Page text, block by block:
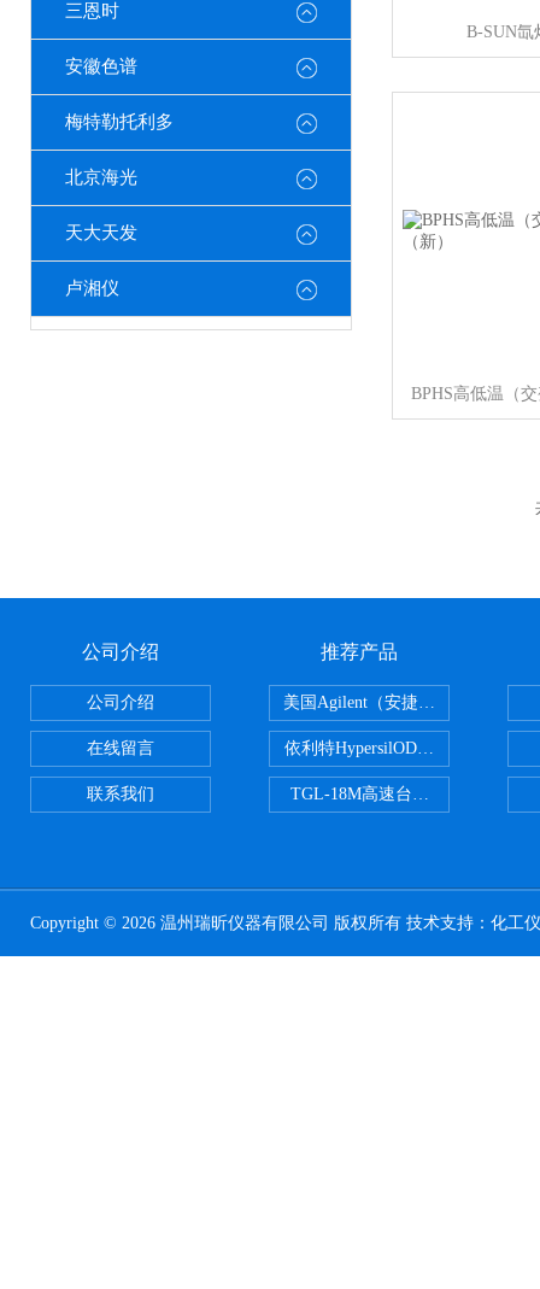
三恩时
安徽色谱
梅特勒托利多
北京海光
天大天发
卢湘仪
B-SUN氙
BPHS高低温（
公司介绍
公司介绍
在线留言
联系我们
推荐产品
美国Agilent（安捷伦） PLOT色谱
依利特HypersilODS2/C18/C8/
TGL-18M高速台式冷冻离心机
Copyright © 2026 温州瑞昕仪器有限公司 版权所有 技术支持： 化工